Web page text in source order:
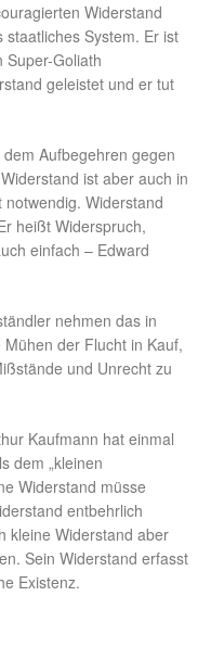
Widerstand
System. Er ist
Super-Goliath
geleistet und er tut
Aufbegehren gegen
ist aber auch in
Widerstand
heißt Widerspruch,
einfach – Edward
nehmen das in
der Flucht in Kauf,
und Unrecht zu
Kaufmann hat einmal
dem „kleinen
Widerstand müsse
entbehrlich
kleine Widerstand aber
Sein Widerstand erfasst
Existenz.